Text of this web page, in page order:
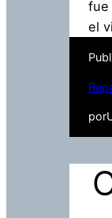
fue
el
por